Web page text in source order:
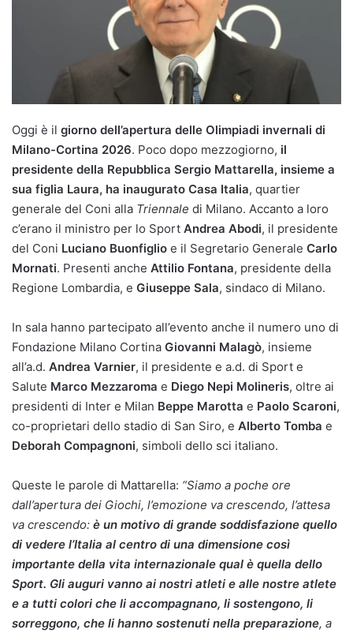
Oggi è il giorno dell’apertura delle Olimpiadi invernali di
Milano-Cortina 2026. Poco dopo mezzogiorno, il
presidente della Repubblica Sergio Mattarella, insieme a
sua figlia Laura, ha inaugurato Casa Italia, quartier
generale del Coni alla Triennale di Milano. Accanto a loro
c’erano il ministro per lo Sport Andrea Abodi, il presidente
del Coni Luciano Buonfiglio e il Segretario Generale Carlo
Mornati. Presenti anche Attilio Fontana, presidente della
Regione Lombardia, e Giuseppe Sala, sindaco di Milano.
In sala hanno partecipato all’evento anche il numero uno di
Fondazione Milano Cortina Giovanni Malagò, insieme
all’a.d. Andrea Varnier, il presidente e a.d. di Sport e
Salute Marco Mezzaroma e Diego Nepi Molineris, oltre ai
presidenti di Inter e Milan Beppe Marotta e Paolo Scaroni,
co-proprietari dello stadio di San Siro, e Alberto Tomba e
Deborah Compagnoni, simboli dello sci italiano.
Queste le parole di Mattarella: “Siamo a poche ore
dall’apertura dei Giochi, l’emozione va crescendo, l’attesa
va crescendo: è un motivo di grande soddisfazione quello
di vedere l’Italia al centro di una dimensione così
importante della vita internazionale qual è quella dello
Sport. Gli auguri vanno ai nostri atleti e alle nostre atlete
e a tutti colori che li accompagnano, li sostengono, li
sorreggono, che li hanno sostenuti nella preparazione, a